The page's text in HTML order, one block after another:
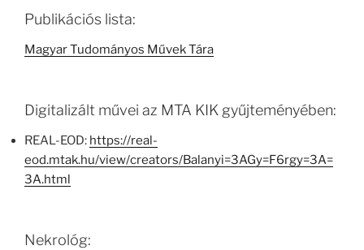
Publikációs lista:
Magyar Tudományos Művek Tára
Digitalizált művei az MTA KIK gyűjteményében:
REAL-EOD: https://real-
eod.mtak.hu/view/creators/Balanyi=3AGy=F6rgy=3A=
3A.html
Nekrológ: